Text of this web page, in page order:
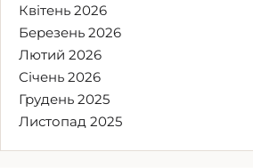
Квітень 2026
Березень 2026
Лютий 2026
Січень 2026
Грудень 2025
Листопад 2025